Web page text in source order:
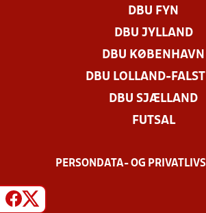
DBU FYN
DBU JYLLAND
DBU KØBENHAVN
DBU LOLLAND-
DBU SJÆLLAND
FUTSAL
PERSONDATA- OG